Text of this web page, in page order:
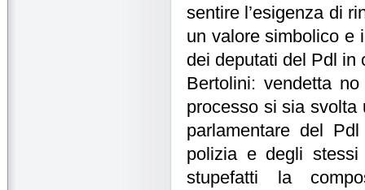
sentire l’esigenza di
un valore simbolico e
dei deputati del Pdl in
Bertolini: vendetta
processo si sia
parlamentare del
polizia e degli
stupefatti la